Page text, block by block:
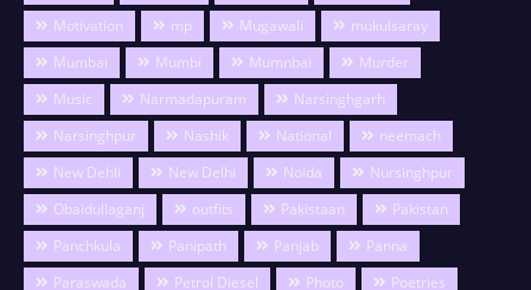
Motivation
mp Mugawali
mukulsaray
Mumbai
Mumbi Mumnbai
Murder
Music
Narmadapuram
Narsinghgarh
Narsinghpur
Nashik National
neemach
New Dehli
New Delhi Noida
Nursinghpur
Obaidullaganj
outfits Pakistaan
Pakistan
Panchkula
Panipath Panjab
Panna
Paraswada
Petrol Diesel Photo
Poetries